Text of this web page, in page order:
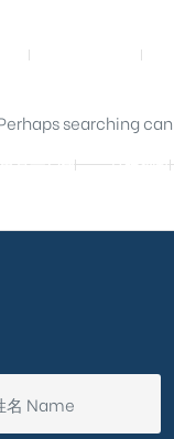
我們
東京一戶建 宮廷別墅
searching